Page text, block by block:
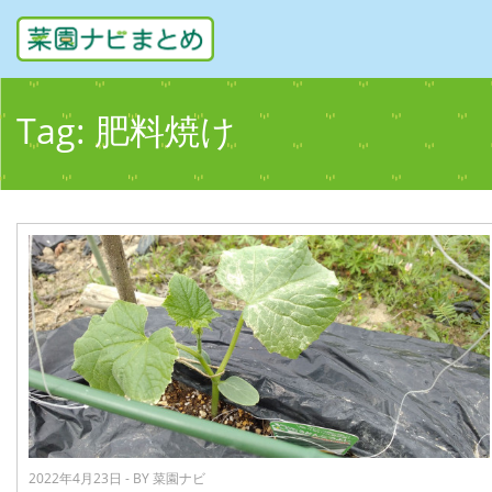
Tag: 肥料焼け
2022年4月23日 - BY 菜園ナビ